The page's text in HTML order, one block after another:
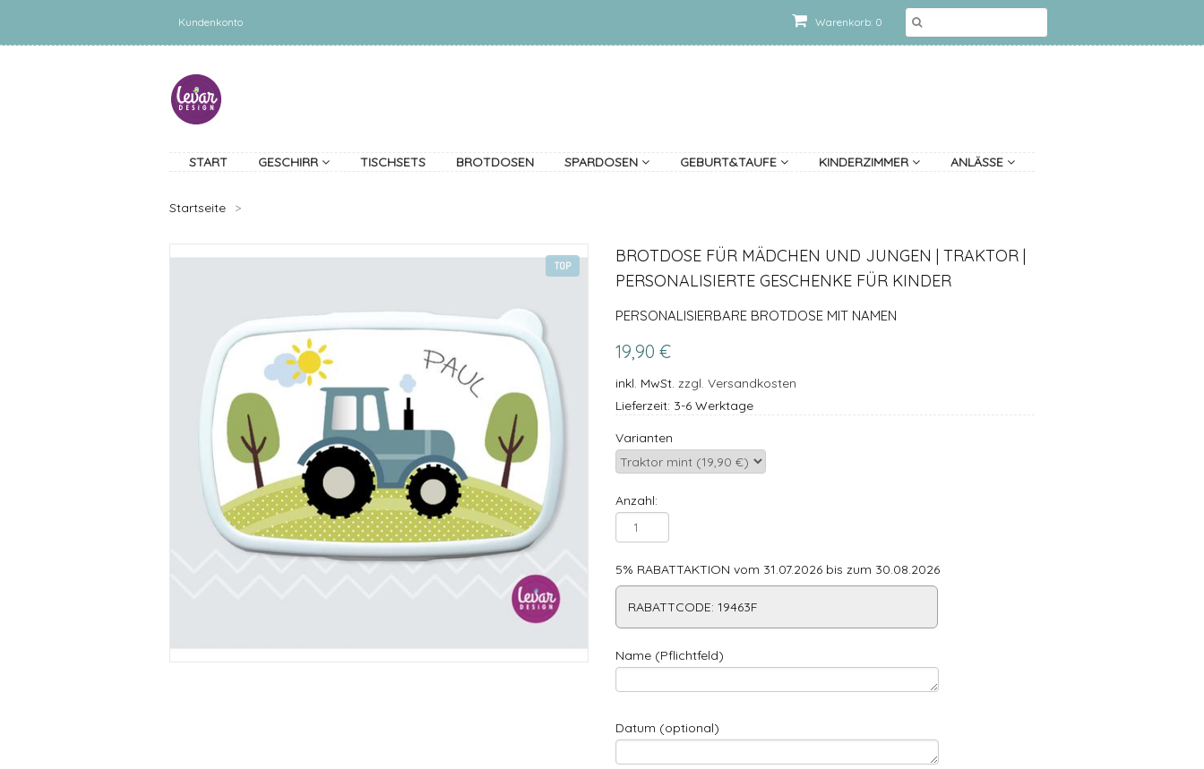
Warenkorb: 0
Kundenkonto
START GESCHIRR TISCHSETS BROTDOSEN SPARDOSEN GEBURT&TAUFE KINDERZIMMER ANLÄSSE
Startseite >
TOP
BROTDOSE FÜR MÄDCHEN UND JUNGEN | TRAKTOR |
PERSONALISIERTE GESCHENKE FÜR KINDER
PERSONALISIERBARE BROTDOSE MIT NAMEN
19,90 €
inkl. MwSt. zzgl. Versandkosten
Lieferzeit: 3-6 Werktage
Varianten
Anzahl:
5% RABATTAKTION vom 31.07.2026 bis zum 30.08.2026
RABATTCODE: 19463F
Name (Pflichtfeld)
Datum (optional)